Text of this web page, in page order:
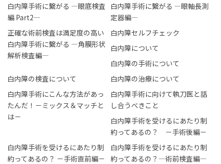
白内障手術に繋がる ―眼底検査
編 Part2―
白内障手術に繋がる ―眼軸長測
定器編―
正確な術前検査は満足度の高い
白内障手術に繋がる ―角膜形状
解析検査編―
白内障セルフチェック
白内障について
白内障の手術について
白内障の検査について
白内障の治療について
白内障手術にこんな方法があっ
たんだ！－ミックス＆マッチと
は－
白内障手術に向けて執刀医と話
し合うべきこと
白内障手術を受けるにあたり制
約ってあるの？ －手術後編－
白内障手術を受けるにあたり制
約ってあるの？ －手術直前編－
白内障手術を受けるにあたり制
約ってあるの？―術前検査編―